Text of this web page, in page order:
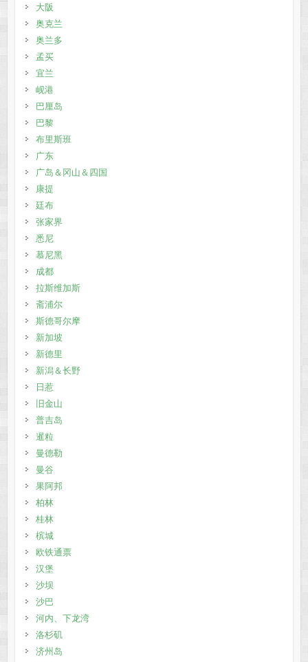
大阪
奥克兰
奥兰多
孟买
宜兰
岘港
巴厘岛
巴黎
布里斯班
广东
广岛＆冈山＆四国
康提
廷布
张家界
悉尼
慕尼黑
成都
拉斯维加斯
斋浦尔
斯德哥尔摩
新加坡
新德里
新潟＆长野
日惹
旧金山
普吉岛
暹粒
曼德勒
曼谷
果阿邦
柏林
桂林
槟城
欧铁通票
汉堡
沙坝
沙巴
河内、下龙湾
洛杉矶
济州岛